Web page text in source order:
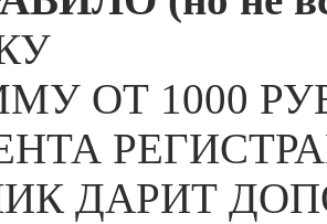
ОТ 1000
ДАРИТ